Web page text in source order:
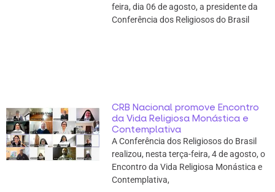
feira, dia 06 de agosto, a presidente da
Conferência dos Religiosos do Brasil
CRB Nacional promove Encontro
da Vida Religiosa Monástica e
Contemplativa
A Conferência dos Religiosos do Brasil
realizou, nesta terça-feira, 4 de agosto, o
Encontro da Vida Religiosa Monástica e
Contemplativa,